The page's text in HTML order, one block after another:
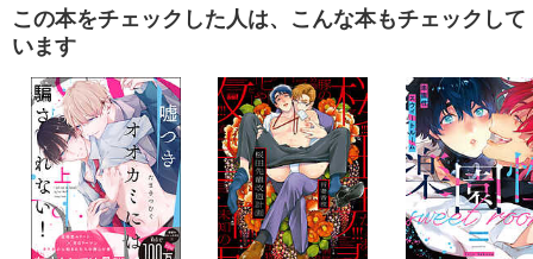
この本をチェックした人は、こんな本もチェックして
います